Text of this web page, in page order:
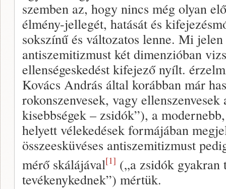
szemben az, hogy nincs még olyan
élmény-jellegét, hatását és
sokszínű és változatos lenne. Mi
antiszemitizmust két dimenzióban
ellenségeskedést kifejező nyílt.
Kovács András által korábban már
rokonszenvesek, vagy
kisebbségek – zsidók”), a
helyett vélekedések formájában
összeesküvéses antiszemitizmust
mérő skálájával[1] („a zsidók
tevékenykednek”) mértük.